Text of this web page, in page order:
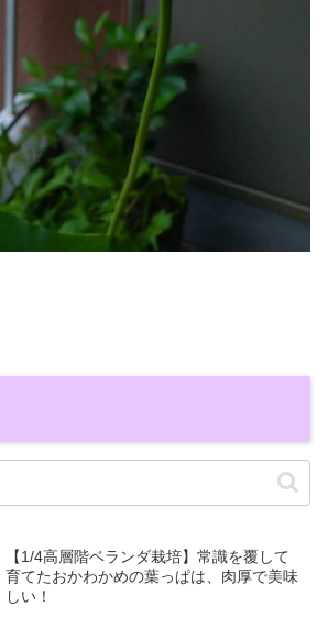
【1/4高層階ベランダ栽培】常識を覆して
育てたおかわかめの葉っぱは、肉厚で美味
しい！